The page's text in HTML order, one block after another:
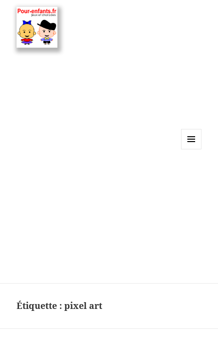
devinettes, pour enfants.
Étiquette :pixel art